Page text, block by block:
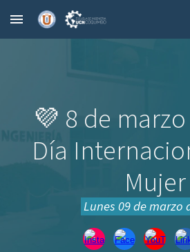
Skip to main content
💜 8 de
Día
Mujer
Lunes09demarzo